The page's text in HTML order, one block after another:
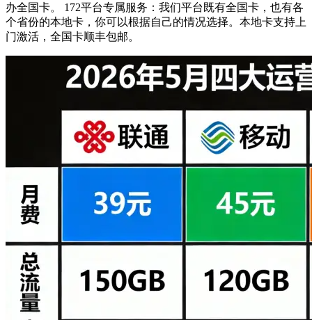
办全国卡。 172平台专属服务：我们平台既有全国卡，也有各
个省份的本地卡，你可以根据自己的情况选择。本地卡支持上
门激活，全国卡顺丰包邮。